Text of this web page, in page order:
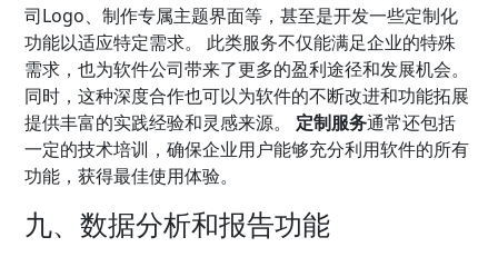
司Logo、制作专属主题界面等，甚至是开发一些定制化
功能以适应特定需求。 此类服务不仅能满足企业的特殊
需求，也为软件公司带来了更多的盈利途径和发展机会。
同时，这种深度合作也可以为软件的不断改进和功能拓展
提供丰富的实践经验和灵感来源。 定制服务通常还包括
一定的技术培训，确保企业用户能够充分利用软件的所有
功能，获得最佳使用体验。
九、数据分析和报告功能